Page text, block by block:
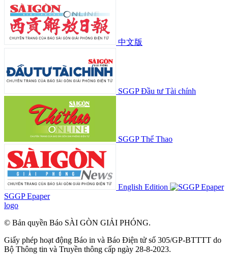
中文版
SGGP Đầu tư Tài chính
SGGP Thể Thao
English Edition
SGGP Epaper
logo
© Bản quyền Báo SÀI GÒN GIẢI PHÓNG.
Giấy phép hoạt động Báo in và Báo Điện tử số 305/GP-BTTTT do
Bộ Thông tin và Truyền thông cấp ngày 28-8-2023.